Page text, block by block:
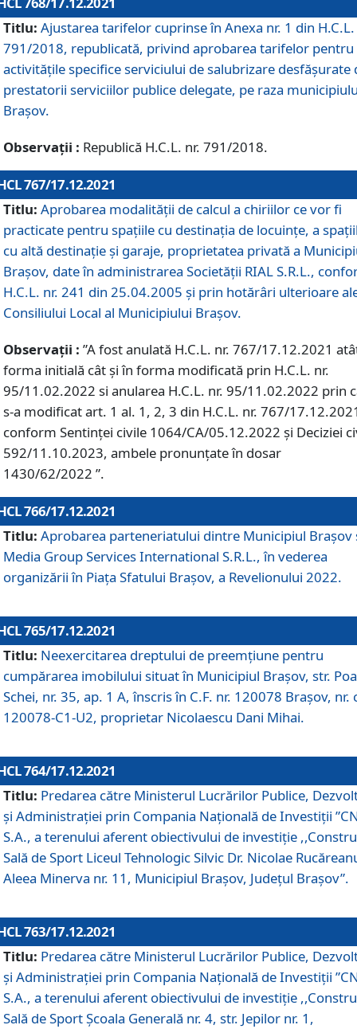
Titlu: Ajustarea tarifelor cuprinse în Anexa nr. 1 din H.C.L.
791/2018, republicată, privind aprobarea tarifelor pentru
activităţile specifice serviciului de salubrizare desfăşurate
prestatorii serviciilor publice delegate, pe raza
Braşov.
Observații : Republică H.C.L. nr. 791/2018.
767/17.12.2021
Titlu: Aprobarea modalității de calcul a chiriilor ce vor fi
practicate pentru spaţiile cu destinaţia de locuinţe, a
cu altă destinaţie şi garaje, proprietatea privată a
Braşov, date în administrarea Societăţii RIAL S.R.L.,
H.C.L. nr. 241 din 25.04.2005 și prin hotărâri ulterioare
Consiliului Local al Municipiului Braşov.
Observații : ”A fost anulată H.C.L. nr. 767/17.12.2021
forma initială cât și în forma modificată prin H.C.L. nr.
95/11.02.2022 si anularea H.C.L. nr. 95/11.02.2022 prin
s-a modificat art. 1 al. 1, 2, 3 din H.C.L. nr. 767/
conform Sentinței civile 1064/CA/05.12.2022 și Deciziei
592/11.10.2023, ambele pronunțate în dosar
1430/62/2022 ”.
766/17.12.2021
Titlu: Aprobarea parteneriatului dintre Municipiul Brașov
Media Group Services International S.R.L., în vederea
organizării în Piața Sfatului Brașov, a Revelionului 2022.
765/17.12.2021
Titlu: Neexercitarea dreptului de preemţiune pentru
cumpărarea imobilului situat în Municipiul Braşov, str.
Schei, nr. 35, ap. 1 A, înscris în C.F. nr. 120078 Brașov, nr.
120078-C1-U2, proprietar Nicolaescu Dani Mihai.
764/17.12.2021
Titlu: Predarea către Ministerul Lucrărilor Publice,
și Administrației prin Compania Naţională de Investiţii
S.A., a terenului aferent obiectivului de investiţie
Sală de Sport Liceul Tehnologic Silvic Dr. Nicolae
Aleea Minerva nr. 11, Municipiul Brașov, Județul Brașov”.
763/17.12.2021
Titlu: Predarea către Ministerul Lucrărilor Publice,
și Administrației prin Compania Naţională de Investiţii
S.A., a terenului aferent obiectivului de investiție
Sală de Sport Școala Generală nr. 4, str. Jepilor nr. 1,